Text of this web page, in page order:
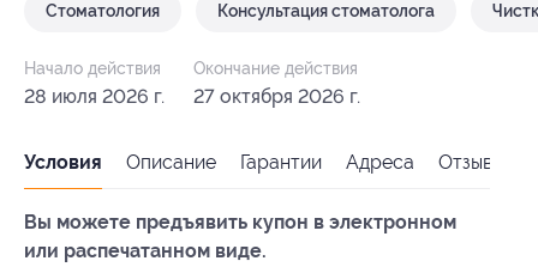
Стоматология Консультация стоматолога
Начало действия
28 июля 2026 г.
Окончание действия
27 октября 2026 г.
Условия Описание Гарантии Адреса Отзывы
Вы можете предъявить купон в электронном
или распечатанном виде.